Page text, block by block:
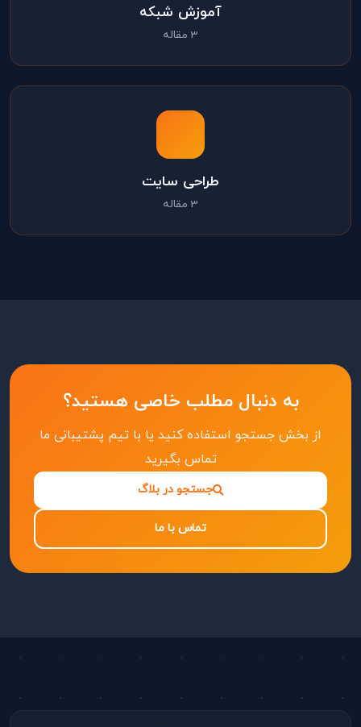
آموزش شبکه
3 مقاله
طراحی سایت
3 مقاله
به دنبال مطلب خاصی هستید؟
از بخش جستجو استفاده کنید یا با تیم پشتیبانی ما
تماس بگیرید
جستجو در بلاگ
تماس با ما